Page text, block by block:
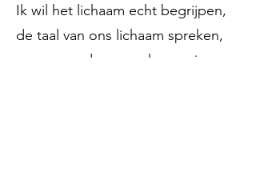
Ik wil het lichaam echt begrijpen,
de taal van ons lichaam spreken,
meer naar de oorzaak gaan in